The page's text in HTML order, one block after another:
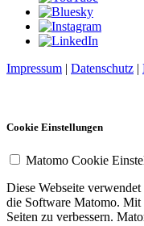
Impressum | Datenschutz |
Cookie Einstellungen
Matomo Cookie
Diese Webseite
die Software Matomo.
Seiten zu verbessern.